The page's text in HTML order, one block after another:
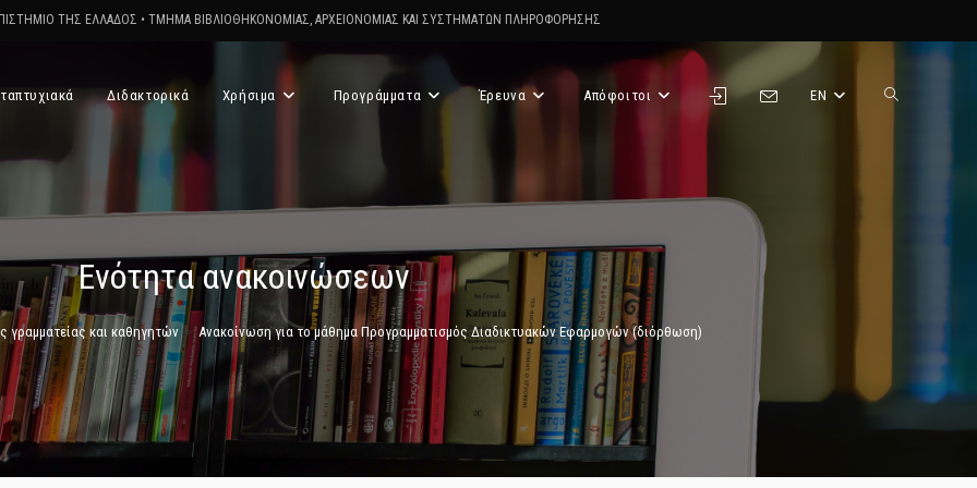
ΤΗΣ ΕΛΛΑΔΟΣ • ΤΜΗΜΑ ΒΙΒΛΙΟΘΗΚΟΝΟΜΙΑΣ, ΑΡΧΕΙΟΝΟΜΙΑΣ ΚΑΙ ΣΥΣΤΗΜΑΤΩΝ ΠΛΗΡΟΦΟΡΗΣΗΣ
Διδακτορικά Χρήσιμα Προγράμματα Έρευνα Απόφοιτοι EN Toggle
Ενότητα ανακοινώσεων
γραμματείας και καθηγητών > Ανακοίνωση για το μάθημα Προγραμματισμός Διαδικτυακών Εφαρμογών (διόρθωση)